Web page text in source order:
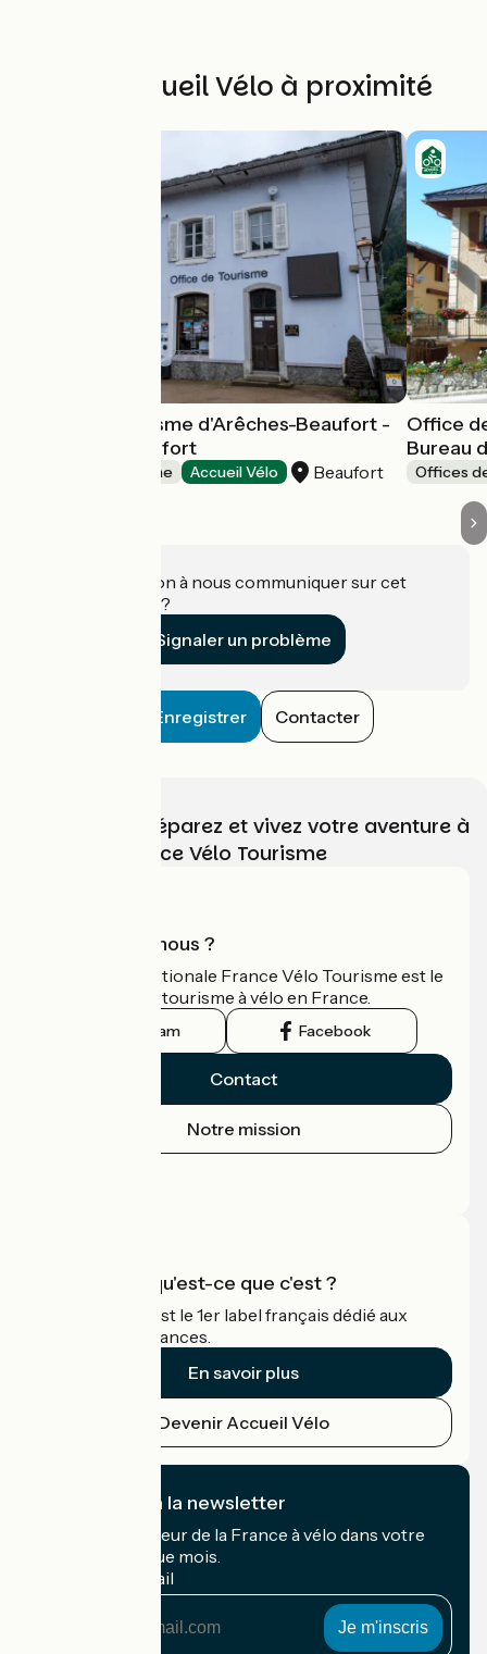
Autres Accueil Vélo à proximité
Office de Tourisme d'Arêches-Beaufort -
Bureau de Beaufort
Offices de Tourisme Accueil Vélo Beaufort
Office
Bureau
Offices
Une information à nous communiquer sur cet
établissement ?
Signaler un problème
Enregistrer Contacter
Choisissez, préparez et vivez votre aventure à
vélo avec France Vélo Tourisme
Qui sommes-nous ?
L'association nationale France Vélo Tourisme est le
guide officiel du tourisme à vélo en France.
Instagram Facebook
Contact
Notre mission
Accueil Vélo qu'est-ce que c'est ?
Accueil Vélo c'est le 1er label français dédié aux
cyclistes en vacances.
En savoir plus
Devenir Accueil Vélo
Je m'abonne à la newsletter
Recevez le meilleur de la France à vélo dans votre
boîte mail chaque mois.
Mon adresse mail